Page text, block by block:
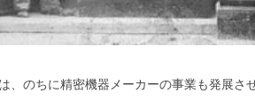
、のちに精密機器メーカーの事業も発展さ